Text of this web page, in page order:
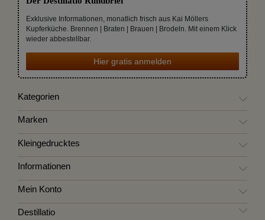
Exklusive Informationen, monatlich frisch aus Kai Möllers
Kupferküche. Brennen | Braten | Brauen | Brodeln. Mit einem Klick
wieder abbestellbar.
Hier gratis anmelden
Kategorien
Marken
Kleingedrucktes
Informationen
Mein Konto
Destillatio